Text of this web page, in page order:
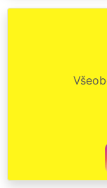
jsem jejich služby už
Klatovech a pokaždé
Stěhovací firma
baráku jsme byli
Dobrý den,
dům v Klatovech i o
EXTRA
problému. Přijeli
než jsme plánovali. v
společností.